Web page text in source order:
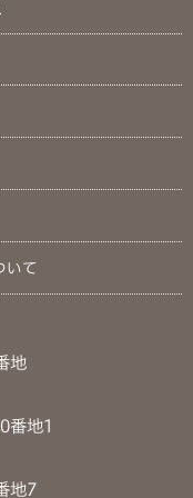
いて
地
番地1
地7